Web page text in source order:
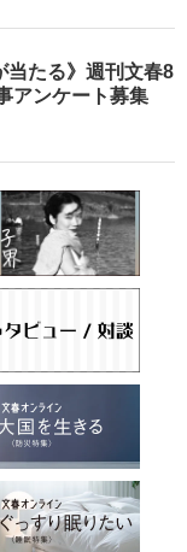
当たる》週刊文春8
アンケート募集